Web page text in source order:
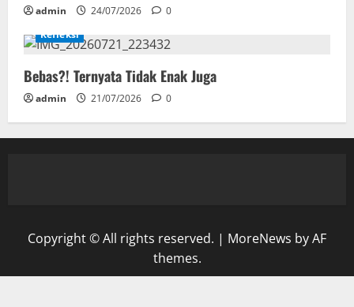
admin 24/07/2026
0
Refleksi
Bebas?! Ternyata Tidak Enak Juga
admin 21/07/2026 0
Copyright © All rights reserved. | MoreNews by AF
themes.